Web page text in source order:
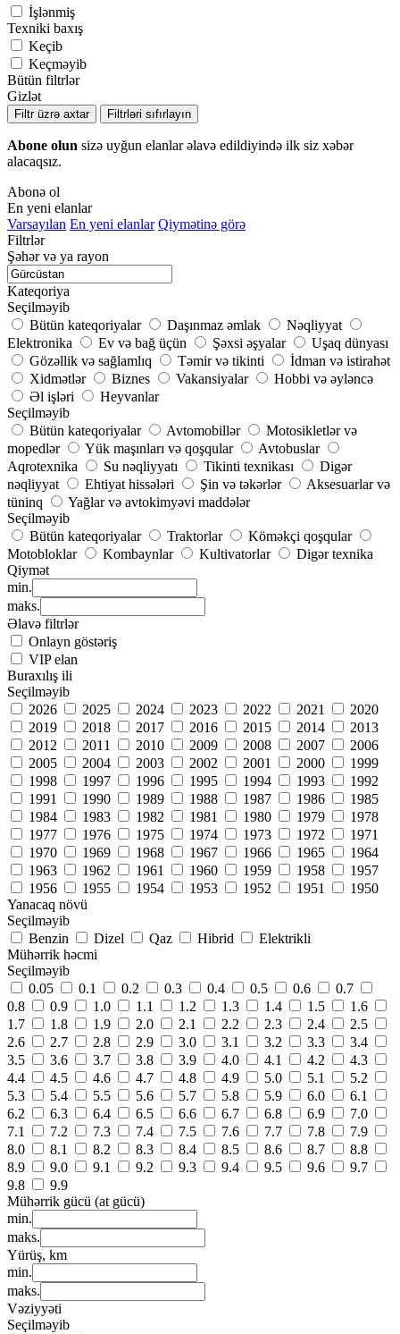
İşlənmiş
Texniki baxış
Keçib
Keçməyib
Bütün filtrlər
Gizlət
Filtr üzrə axtar Filtrləri sıfırlayın
Abone olun sizə uyğun elanlar əlavə edildiyində ilk siz xəbər
alacaqsız.
Abonə ol
En yeni elanlar
Varsayılan En yeni elanlar Qiymətinə görə
Filtrlər
Şəhər və ya rayon
Kateqoriya
Seçilməyib
Bütün kateqoriyalar
Daşınmaz əmlak
Nəqliyyat
Elektronika
Ev və bağ üçün Şəxsi əşyalar
Uşaq dünyası
Gözəllik və sağlamlıq
Təmir və tikinti
İdman və istirahət
Xidmətlər
Biznes Vakansiyalar
Hobbi və əyləncə
Əl işləri
Heyvanlar
Seçilməyib
Bütün kateqoriyalar
Avtomobillər
Motosikletlər və
mopedlər
Yük maşınları və qoşqular
Avtobuslar
Aqrotexnika
Su nəqliyyatı Tikinti texnikası
Digər
nəqliyyat
Ehtiyat hissələri Şin və təkərlər
Aksesuarlar və
tüninq
Yağlar və avtokimyəvi maddələr
Seçilməyib
Bütün kateqoriyalar
Traktorlar
Köməkçi qoşqular
Motobloklar
Kombaynlar Kultivatorlar
Digər texnika
Qiymət
min.
maks.
Əlavə filtrlər
Onlayn göstəriş
VIP elan
Buraxılış ili
Seçilməyib
2026
2025 2024 2023 2022 2021
2020
2019
2018 2017 2016 2015 2014
2013
2012
2011 2010 2009 2008 2007
2006
2005
2004 2003 2002 2001 2000
1999
1998
1997 1996 1995 1994 1993
1992
1991
1990 1989 1988 1987 1986
1985
1984
1983 1982 1981 1980 1979
1978
1977
1976 1975 1974 1973 1972
1971
1970
1969 1968 1967 1966 1965
1964
1963
1962 1961 1960 1959 1958
1957
1956
1955 1954 1953 1952 1951
1950
Yanacaq növü
Seçilməyib
Benzin
Dizel Qaz Hibrid
Elektrikli
Mühərrik həcmi
Seçilməyib
0.05
0.1 0.2 0.3 0.4 0.5 0.6
0.7
0.8
0.9 1.0 1.1 1.2 1.3 1.4 1.5
1.6
1.7
1.8 1.9 2.0 2.1 2.2 2.3 2.4
2.5
2.6
2.7 2.8 2.9 3.0 3.1 3.2 3.3
3.4
3.5
3.6 3.7 3.8 3.9 4.0 4.1 4.2
4.3
4.4
4.5 4.6 4.7 4.8 4.9 5.0 5.1
5.2
5.3
5.4 5.5 5.6 5.7 5.8 5.9 6.0
6.1
6.2
6.3 6.4 6.5 6.6 6.7 6.8 6.9
7.0
7.1
7.2 7.3 7.4 7.5 7.6 7.7 7.8
7.9
8.0
8.1 8.2 8.3 8.4 8.5 8.6 8.7
8.8
8.9
9.0 9.1 9.2 9.3 9.4 9.5 9.6
9.7
9.8
9.9
Mühərrik gücü (at gücü)
min.
maks.
Yürüş, km
min.
maks.
Vəziyyəti
Seçilməyib